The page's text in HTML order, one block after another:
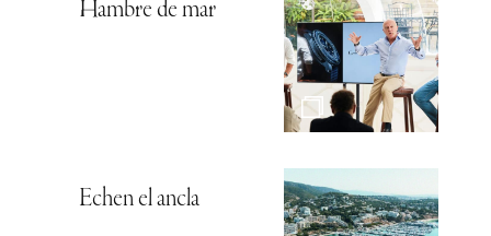
Hambre de mar
Echen el ancla